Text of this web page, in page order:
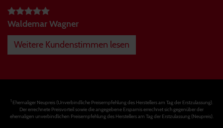
Waldemar Wagner
Weitere Kundenstimmen lesen
1Ehemaliger Neupreis (Unverbindliche Preisempfehlung des Herstellers am Tag der Erstzulassung).
Der errechnete Preisvorteil sowie die angegebene Ersparnis errechnet sich gegenüber der
ehemaligen unverbindlichen Preisempfehlung des Herstellers am Tag der Erstzulassung (Neupreis).